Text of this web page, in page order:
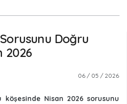
Doğru
2026
06 / 05 / 2026
köşesinde Nisan 2026 sorusunu